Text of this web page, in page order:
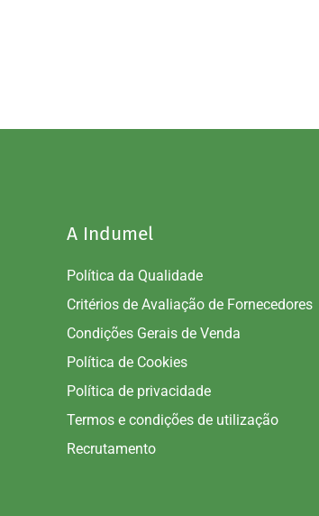
A Indumel
Política da Qualidade
Critérios de Avaliação de Fornecedores
Condições Gerais de Venda
Política de Cookies
Política de privacidade
Termos e condições de utilização
Recrutamento